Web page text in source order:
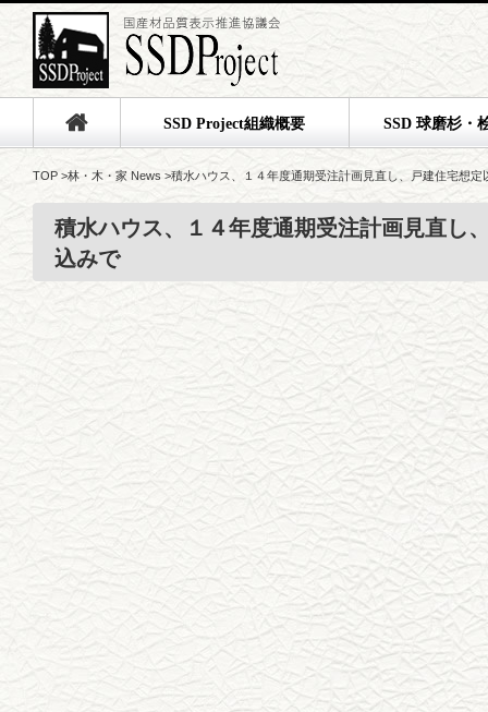
SSD Project組織概要 SSD 球磨杉・
TOP >林・木・家 News >積水ハウス、１４年度通期受注計画見直し、戸建住宅想定
積水ハウス、１４年度通期受注計画見直し
込みで